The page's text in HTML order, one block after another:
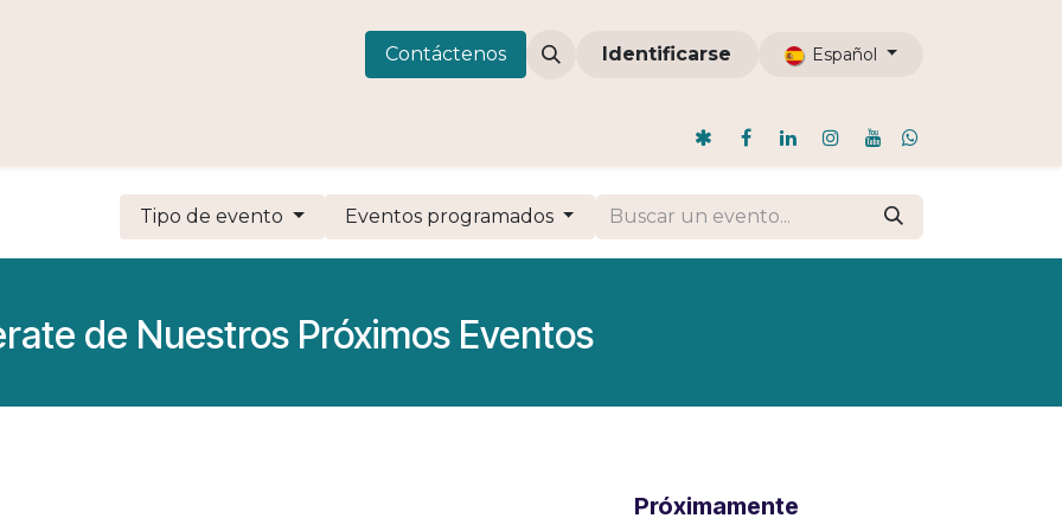
Eventos Comunidades ODI Nosotros Blog
Contáctenos Identificarse Español
Tipo de evento Eventos programados
de Nuestros Próximos Eventos
Próximamente